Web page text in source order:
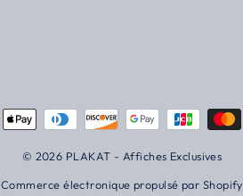
© 2026 PLAKAT - Affiches Exclusives
Commerce électronique propulsé par Shopify